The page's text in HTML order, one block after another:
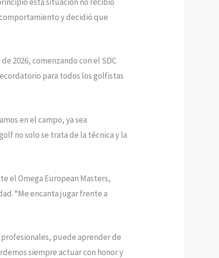
y decidió que
2026, comenzando con el SDC
para todos los golfistas
en el campo, ya sea
no solo se trata de la técnica y la
el Omega European Masters,
“Me encanta jugar frente a
puede aprender de
siempre actuar con honor y